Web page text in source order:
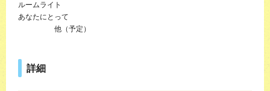
ルームライト
あなたにとって
他（予定）
詳細